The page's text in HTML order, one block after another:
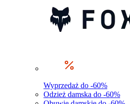
Wyprzedaż do -60%
Odzież damska do -60%